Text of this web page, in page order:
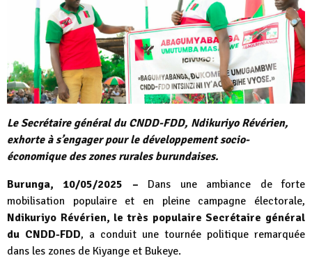
Le Secrétaire général du CNDD-FDD, Ndikuriyo Révérien,
exhorte à s’engager pour le développement socio-
économique des zones rurales burundaises.
Burunga, 10/05/2025 – Dans une ambiance de forte
mobilisation populaire et en pleine campagne électorale,
Ndikuriyo Révérien, le très populaire Secrétaire général
du CNDD-FDD, a conduit une tournée politique remarquée
dans les zones de Kiyange et Bukeye.